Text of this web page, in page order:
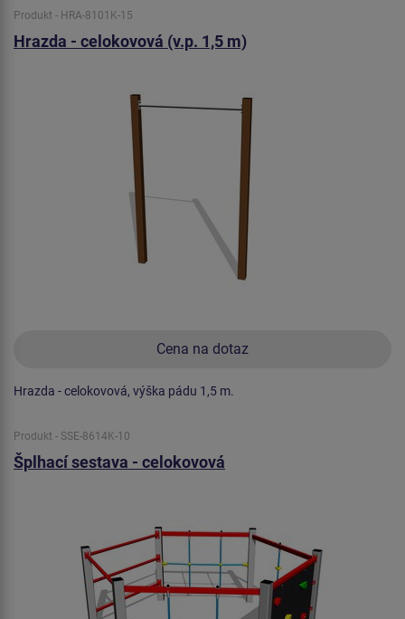
Produkt - HRA-8101K-15
Hrazda - celokovová (v.p. 1,5 m)
Cena na dotaz
Hrazda - celokovová, výška pádu 1,5 m.
Produkt - SSE-8614K-10
Šplhací sestava - celokovová